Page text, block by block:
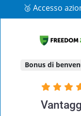
🥉 Accesso
Bonus di